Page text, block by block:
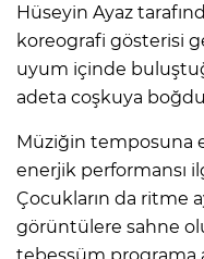
Hüseyin Ayaz
koreografi gösterisi
uyum içinde
adeta coşkuya
Müziğin temposuna
enerjik performansı
Çocukların da ritme
görüntülere sahne